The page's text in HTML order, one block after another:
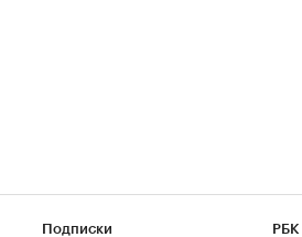
Подписки РБК